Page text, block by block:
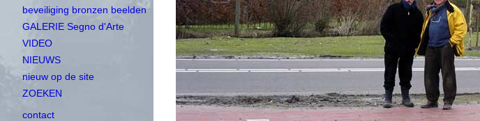
beveiliging bronzen beelden
GALERIE Segno d'Arte
VIDEO
NIEUWS
nieuw op de site
ZOEKEN
contact